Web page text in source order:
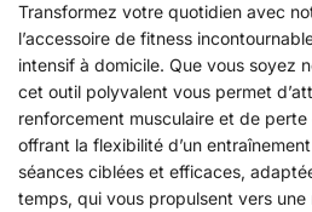
Transformez votre quotidien avec
l’accessoire de fitness
intensif à domicile. Que vous soyez
cet outil polyvalent vous permet
renforcement musculaire et de
offrant la flexibilité d’un
séances ciblées et efficaces,
temps, qui vous propulsent vers